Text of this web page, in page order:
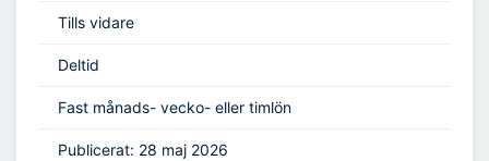
Tills vidare
Deltid
Fast månads- vecko- eller timlön
Publicerat: 28 maj 2026